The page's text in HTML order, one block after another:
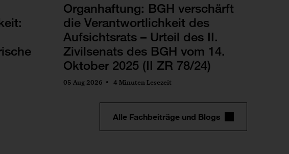
Organhaftung: BGH verschärft
die Verantwortlichkeit des
Aufsichtsrats – Urteil des II.
Zivilsenats des BGH vom 14.
Oktober 2025 (II ZR 78/24)
05 Aug 2026 4 Minuten Lesezeit
Alle Fachbeiträge und Blogs